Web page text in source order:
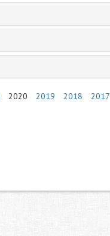
2020 2019 2018 2017